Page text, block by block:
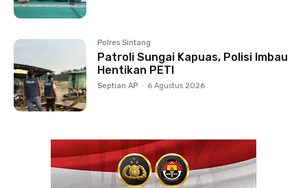
Polres Sintang
Patroli Sungai Kapuas, Polisi Imbau
Hentikan PETI
Septian AP - 6 Agustus 2026